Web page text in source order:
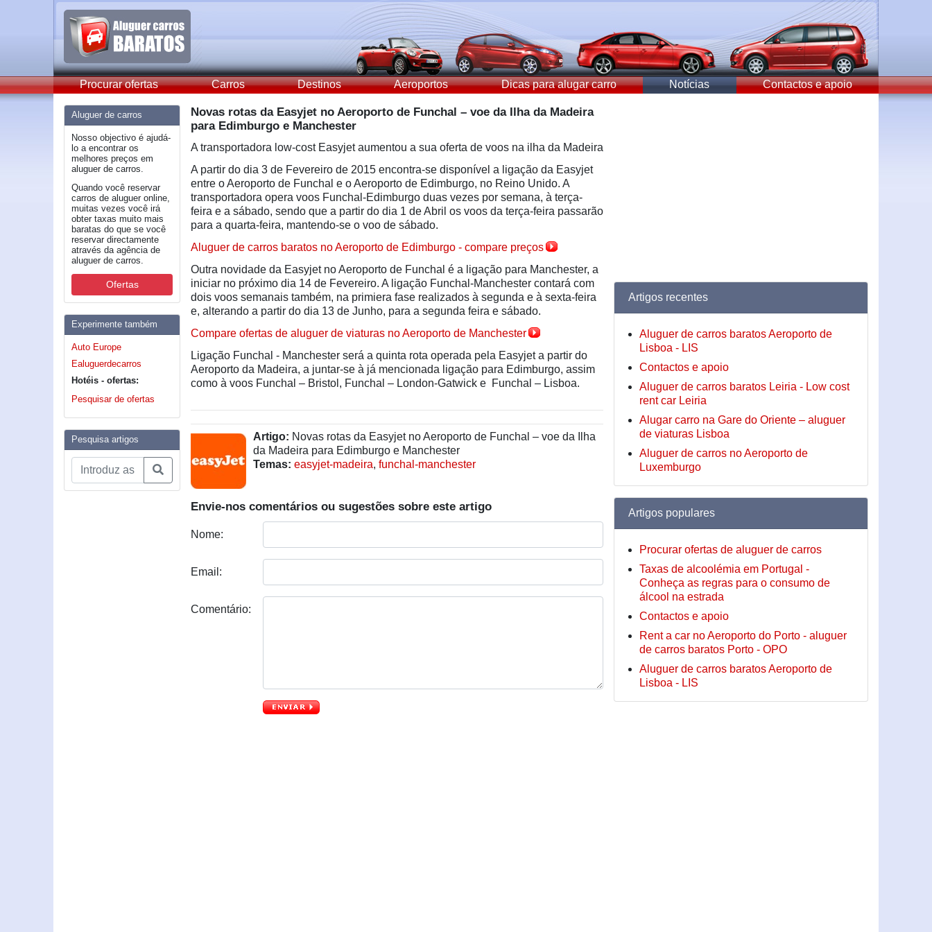
Procurar ofertas Carros Destinos Aeroportos Dicas para alugar carro Notícias Contactos e apoio
Aluguer de carros
Nosso objectivo é ajudá-
lo a encontrar os
melhores preços em
aluguer de carros.
Quando você reservar
carros de aluguer online,
muitas vezes você irá
obter taxas muito mais
baratas do que se você
reservar directamente
através da agência de
aluguer de carros.
Ofertas
Experimente também
Auto Europe
Ealuguerdecarros
Hotéis - ofertas:
Pesquisar de ofertas
Pesquisa artigos
Novas rotas da Easyjet no Aeroporto de Funchal – voe da Ilha da Madeira
para Edimburgo e Manchester
A transportadora low-cost Easyjet aumentou a sua oferta de voos na ilha da Madeira
A partir do dia 3 de Fevereiro de 2015 encontra-se disponível a ligação da Easyjet
entre o Aeroporto de Funchal e o Aeroporto de Edimburgo, no Reino Unido. A
transportadora opera voos Funchal-Edimburgo duas vezes por semana, à terça-
feira e a sábado, sendo que a partir do dia 1 de Abril os voos da terça-feira passarão
para a quarta-feira, mantendo-se o voo de sábado.
Aluguer de carros baratos no Aeroporto de Edimburgo - compare preços
Outra novidade da Easyjet no Aeroporto de Funchal é a ligação para Manchester, a
iniciar no próximo dia 14 de Fevereiro. A ligação Funchal-Manchester contará com
dois voos semanais também, na primiera fase realizados à segunda e à sexta-feira
e, alterando a partir do dia 13 de Junho, para a segunda feira e sábado.
Compare ofertas de aluguer de viaturas no Aeroporto de Manchester
Ligação Funchal - Manchester será a quinta rota operada pela Easyjet a partir do
Aeroporto da Madeira, a juntar-se à já mencionada ligação para Edimburgo, assim
como à voos Funchal – Bristol, Funchal – London-Gatwick e Funchal – Lisboa.
Artigo: Novas rotas da Easyjet no Aeroporto de Funchal – voe da Ilha
da Madeira para Edimburgo e Manchester
Temas: easyjet-madeira,funchal-manchester
Envie-nos comentários ou sugestões sobre este artigo
Nome:
Email:
Comentário:
Artigos recentes
Aluguer de carros baratos Aeroporto de
Lisboa - LIS
Contactos e apoio
Aluguer de carros baratos Leiria - Low cost
rent car Leiria
Alugar carro na Gare do Oriente – aluguer
de viaturas Lisboa
Aluguer de carros no Aeroporto de
Luxemburgo
Artigos populares
Procurar ofertas de aluguer de carros
Taxas de alcoolémia em Portugal -
Conheça as regras para o consumo de
álcool na estrada
Contactos e apoio
Rent a car no Aeroporto do Porto - aluguer
de carros baratos Porto - OPO
Aluguer de carros baratos Aeroporto de
Lisboa - LIS